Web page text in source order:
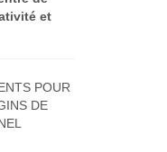
et
POUR
DE